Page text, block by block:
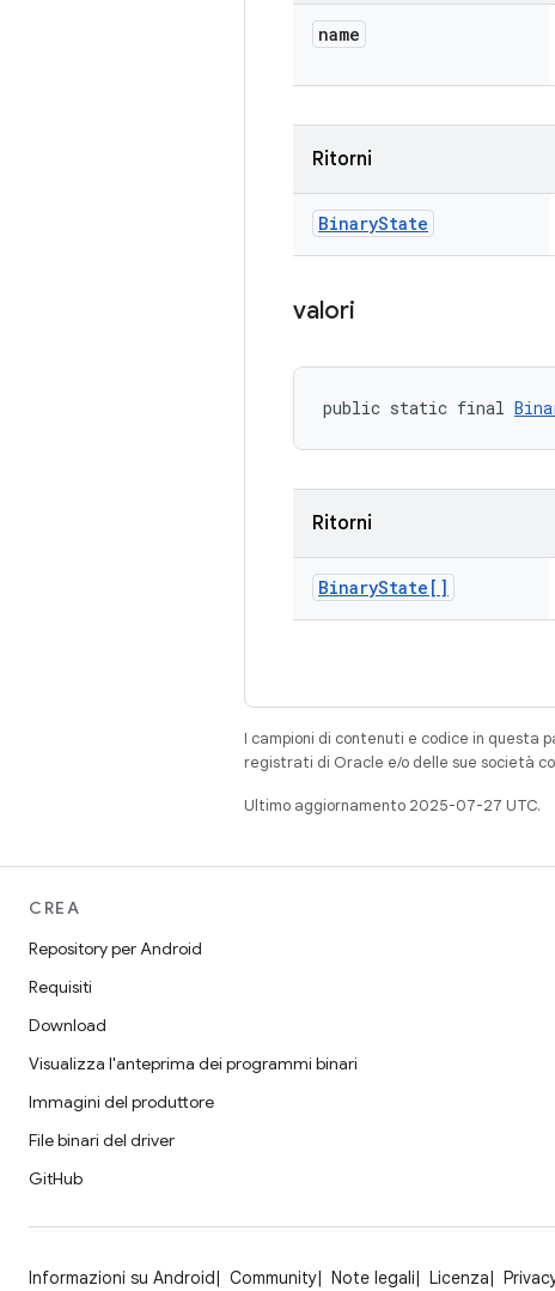
name
Ritorni
BinaryState
valori
public static final
Ritorni
BinaryState[]
I campioni di contenuti e codice in questa
registrati di Oracle e/o delle sue società
Ultimo aggiornamento 2025-07-27 UTC.
CREA
Repository per Android
Requisiti
Download
Visualizza l'anteprima dei programmi binari
Immagini del produttore
File binari del driver
GitHub
Informazioni su Android Community Note legali Licenza